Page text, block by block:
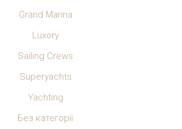
Grand Marina
Luxory
Sailing Crews
Superyachts
Yachting
Без категорії